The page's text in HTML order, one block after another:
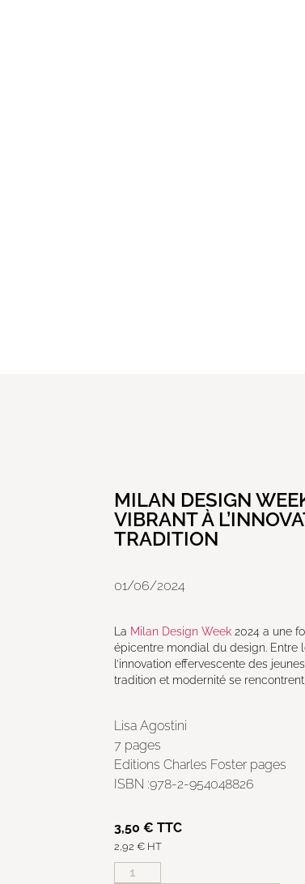
MILAN DESIGN
VIBRANT À
TRADITION
01/06/2024
La Milan Design Week 2024 a une
épicentre mondial du design. Entre
l’innovation effervescente des
tradition et modernité se
Lisa Agostini
7 pages
Editions Charles Foster pages
ISBN :978-2-954048826
3,50 € TTC
2,92 € HT